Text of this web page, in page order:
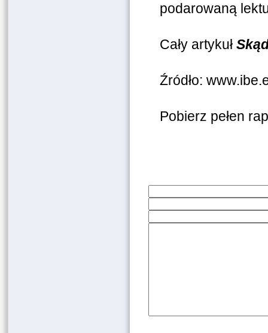
podarowaną
Cały artykuł
Źródło:
Pobierz pełen